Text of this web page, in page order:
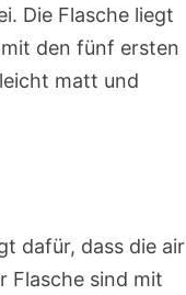
Die Flasche liegt
den fünf ersten
matt und
dafür, dass die air
Flasche sind mit